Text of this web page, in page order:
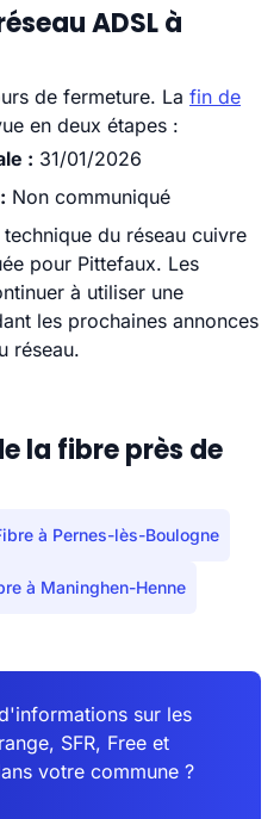
ADSL à
de fermeture. La fin de
en deux étapes :
: 31/01/2026
Non communiqué
du réseau cuivre
pour Pittefaux. Les
à utiliser une
les prochaines annonces
réseau.
la fibre près de
à Pernes-lès-Boulogne
à Maninghen-Henne
sur les
SFR, Free et
votre commune ?